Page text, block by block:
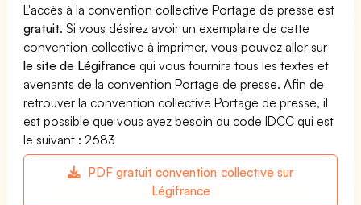
L'accès à la convention collective Portage de presse est
gratuit. Si vous désirez avoir un exemplaire de cette
convention collective à imprimer, vous pouvez aller sur
le site de Légifrance qui vous fournira tous les textes et
avenants de la convention Portage de presse. Afin de
retrouver la convention collective Portage de presse, il
est possible que vous ayez besoin du code IDCC qui est
le suivant : 2683
PDF gratuit convention collective sur
Légifrance